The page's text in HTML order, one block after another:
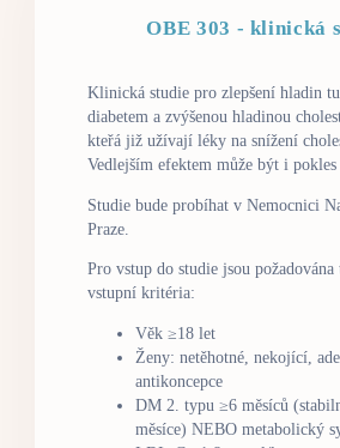
OBE 303 - klinická
Klinická studie pro zlepšení hladin
diabetem a zvýšenou hladinou
kteřá již užívají léky na snížení
Vedlejším efektem může být i
Studie bude probíhat v Nemocnici
Praze.
Pro vstup do studie jsou
vstupní kritéria:
Věk ≥18 let
Ženy: netěhotné, nekojící,
antikoncepce
DM 2. typu ≥6 měsíců
měsíce) NEBO metabolický